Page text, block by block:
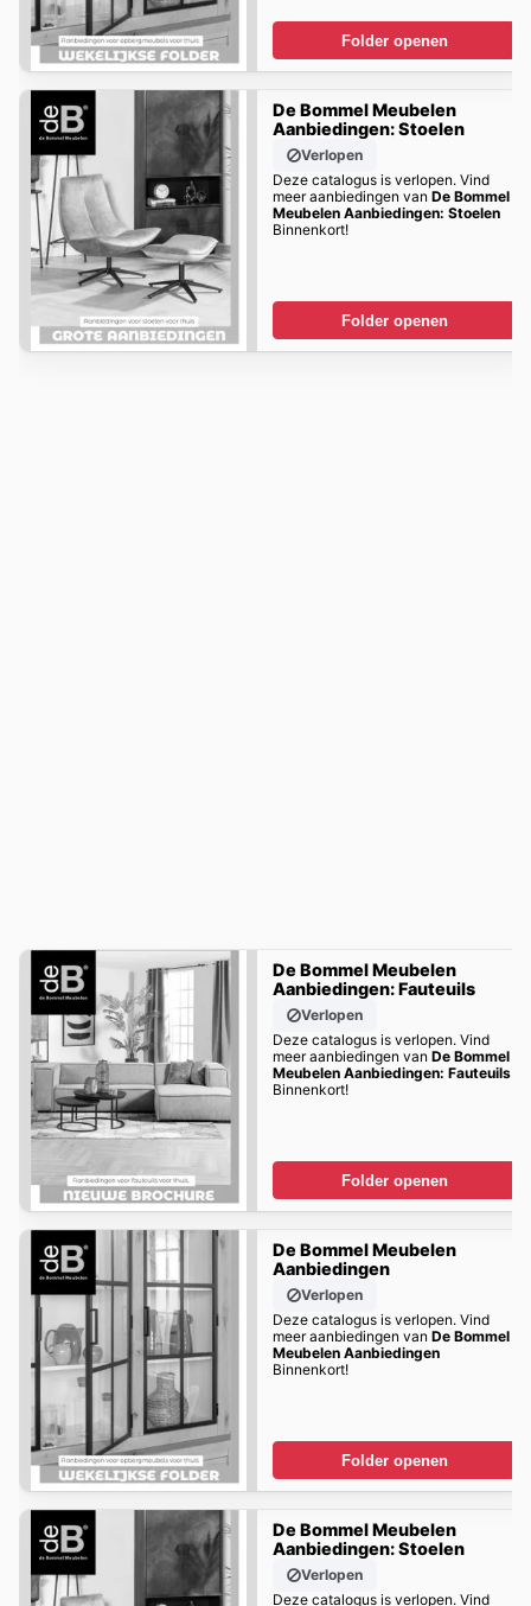
Folder openen
De Bommel Meubelen
Aanbiedingen: Stoelen
Verlopen
Deze catalogus is verlopen. Vind
meer aanbiedingen van De Bommel
Meubelen Aanbiedingen: Stoelen
Binnenkort!
Folder openen
De Bommel Meubelen
Aanbiedingen: Fauteuils
Verlopen
Deze catalogus is verlopen. Vind
meer aanbiedingen van De Bommel
Meubelen Aanbiedingen: Fauteuils
Binnenkort!
Folder openen
De Bommel Meubelen
Aanbiedingen
Verlopen
Deze catalogus is verlopen. Vind
meer aanbiedingen van De Bommel
Meubelen Aanbiedingen
Binnenkort!
Folder openen
De Bommel Meubelen
Aanbiedingen: Stoelen
Verlopen
Deze catalogus is verlopen. Vind